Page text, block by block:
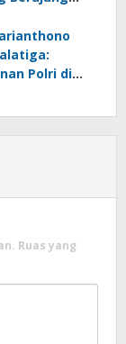
Polri di
Ruas yang